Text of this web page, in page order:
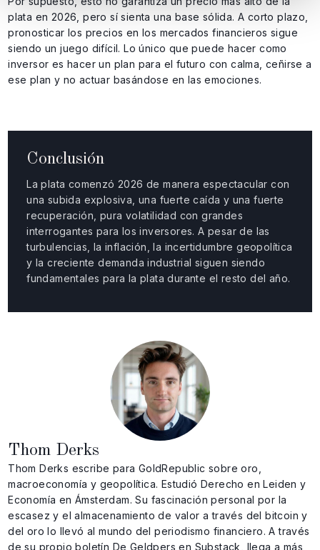
plata en 2026, pero sí sienta una base sólida. A corto plazo,
pronosticar los precios en los mercados financieros sigue
siendo un juego difícil. Lo único que puede hacer como
inversor es hacer un plan para el futuro con calma, ceñirse a
ese plan y no actuar basándose en las emociones.
Conclusión
La plata comenzó 2026 de manera espectacular con
una subida explosiva, una fuerte caída y una fuerte
recuperación, pura volatilidad con grandes
interrogantes para los inversores. A pesar de las
turbulencias, la inflación, la incertidumbre geopolítica
y la creciente demanda industrial siguen siendo
fundamentales para la plata durante el resto del año.
Thom Derks
Thom Derks escribe para GoldRepublic sobre oro,
macroeconomía y geopolítica. Estudió Derecho en Leiden y
Economía en Ámsterdam. Su fascinación personal por la
escasez y el almacenamiento de valor a través del bitcoin y
del oro lo llevó al mundo del periodismo financiero. A través
de su propio boletín De Geldpers en Substack, llega a más